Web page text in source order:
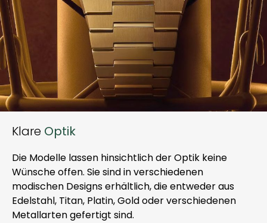
Klare Optik
Die Modelle lassen hinsichtlich der Optik keine
Wünsche offen. Sie sind in verschiedenen
modischen Designs erhältlich, die entweder aus
Edelstahl, Titan, Platin, Gold oder verschiedenen
Metallarten gefertigt sind.